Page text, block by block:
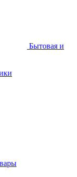
Бытовая и